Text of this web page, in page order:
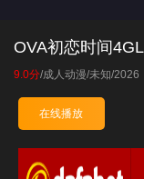
OVA初恋时间
9.0分/成人动漫/未知/2026
在线播放